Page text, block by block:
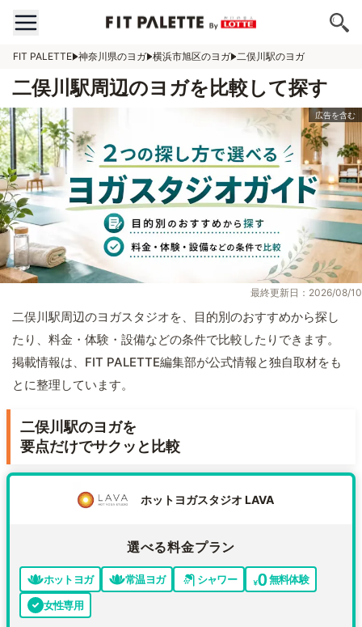
FIT PALETTE 神奈川県のヨガ 横浜市旭区のヨガ 二俣川駅のヨガ
二俣川駅周辺のヨガを比較して探す
最終更新日：2026/08/10
二俣川駅周辺のヨガスタジオを、目的別のおすすめから探し
たり、料金・体験・設備などの条件で比較したりできます。
掲載情報は、FIT PALETTE編集部が公式情報と独自取材をも
とに整理しています。
二俣川駅のヨガを
要点だけでサクッと比較
ホットヨガスタジオ LAVA
選べる料金プラン
ホットヨガ 常温ヨガ シャワー
無料体験
女性専用